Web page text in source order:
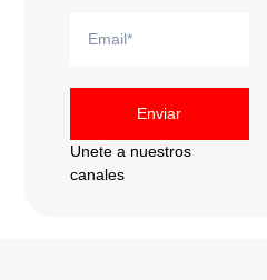
Enviar
Unete a nuestros
canales